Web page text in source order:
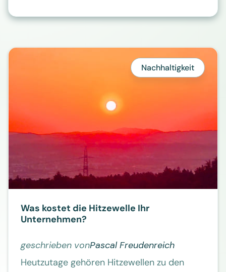
Nachhaltigkeit
Was kostet die Hitzewelle Ihr
Unternehmen?
geschrieben vonPascal Freudenreich
Heutzutage gehören Hitzewellen zu den